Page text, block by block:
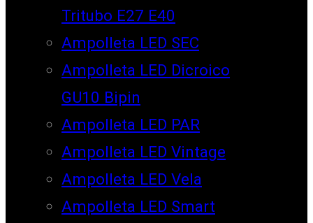
Tritubo E27 E40
Ampolleta LED SEC
Ampolleta LED Dicroico
GU10 Bipin
Ampolleta LED PAR
Ampolleta LED Vintage
Ampolleta LED Vela
Ampolleta LED Smart